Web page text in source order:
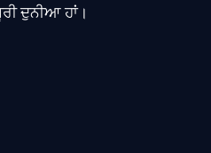
ਦੁਨੀਆ ਹਾਂ।